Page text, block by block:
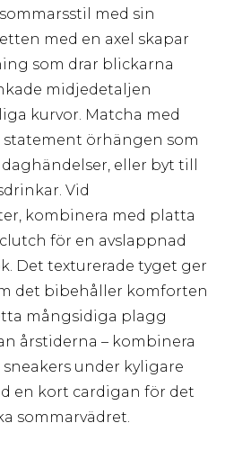
med sin
med en axel skapar
som drar blickarna
midjedetaljen
kurvor. Matcha med
örhängen som
eller byt till
Vid
kombinera med platta
för en avslappnad
Det texturerade tyget ger
det bibehåller komforten
mångsidiga plagg
årstiderna – kombinera
under kyligare
en kort cardigan för det
sommarvädret.